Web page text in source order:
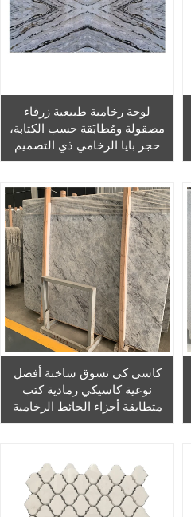
لوحة رخامية طبيعية زرقاء
مصقولة ومُطابَقة حسب الكتابة،
حجر بايا الرخامي ذي التصميم
البياني، علبة خشبية معقّمة بالغاز،
الطلب (OEM) بأحجام مخصصة
كاسي كي تسوق ساخنة أفضل
نوعية كاسيكي رمادية كتب
متطابقة أجزاء الحائط الرخامية
لتصميم المنازل الأرضية